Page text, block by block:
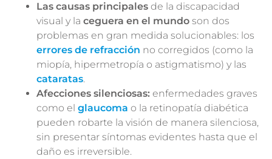
Las causas principales de la discapacidad
visual y la ceguera en el mundo son dos
problemas en gran medida solucionables: los
errores de refracción no corregidos (como la
miopía, hipermetropía o astigmatismo) y las
cataratas.
Afecciones silenciosas: enfermedades graves
como el glaucoma o la retinopatía diabética
pueden robarte la visión de manera silenciosa,
sin presentar síntomas evidentes hasta que el
daño es irreversible.